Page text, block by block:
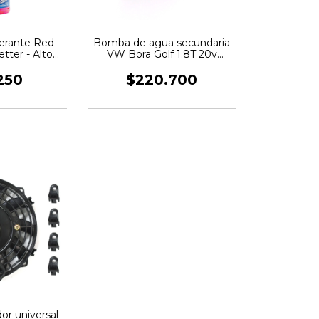
Red
- Alto
Bomba de agua secundaria
VW Bora Golf 1.8T 20v
$220.700
universal